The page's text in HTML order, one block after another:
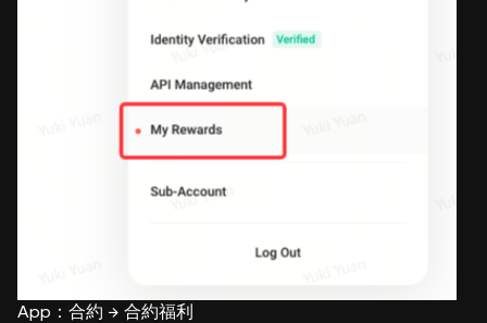
App：合約 → 合約福利